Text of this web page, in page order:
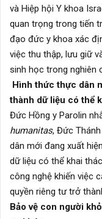
và Hiệp hội Y khoa
quan trọng trong tiến
đạo đức y khoa xác
việc thu thập, lưu giữ
sinh học trong nghiên
Hình thức thực dân
thành dữ liệu có thể
Đức Hồng y Parolin
humanitas, Đức
dân mới đang xuất
dữ liệu có thể khai
công nghệ khiến việc
quyền riêng tư trở
Bảo vệ con người